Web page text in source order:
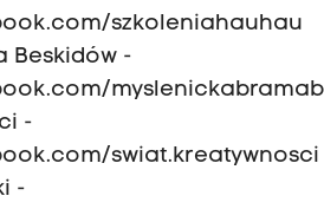
szkoleniahauhau
Beskidów -
-
swiat.kreatywnosci
-